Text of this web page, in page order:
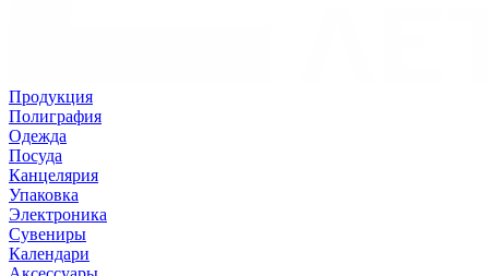
Продукция
Полиграфия
Одежда
Посуда
Канцелярия
Упаковка
Электроника
Сувениры
Календари